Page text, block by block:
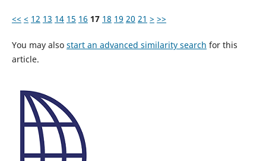
<< < 12 13 14 15 16 17 18 19 20 21 > >>
You may also start an advanced similarity search for this
article.